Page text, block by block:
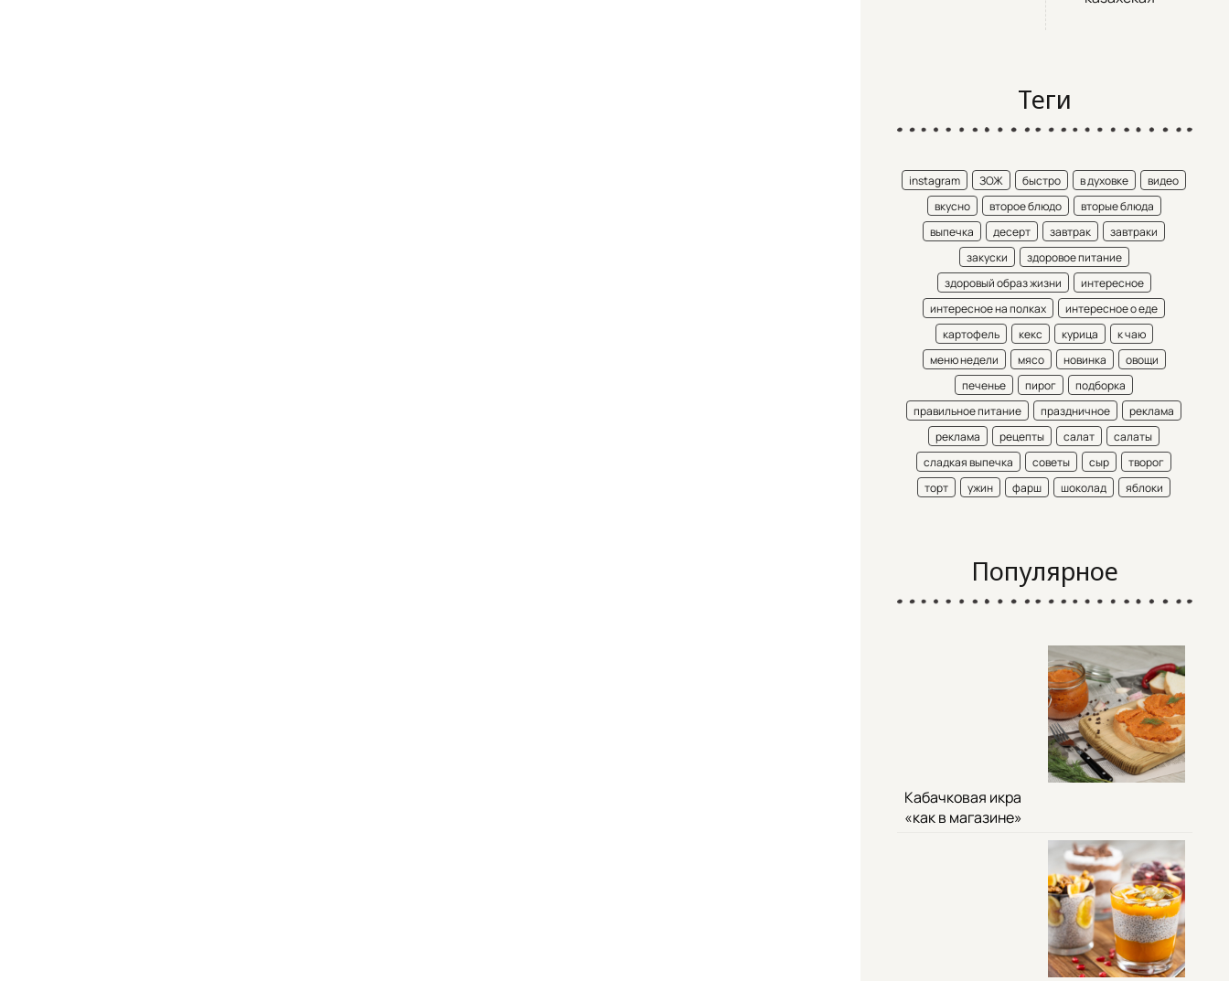
Теги
instagram ЗОЖ быстро в духовке
видео
вкусно
второе блюдо
вторые блюда
выпечка
десерт завтрак
завтраки
закуски
здоровое питание
здоровый образ жизни
интересное
интересное на полках
интересное о еде
картофель
кекс курица
к чаю
меню недели
мясо новинка
овощи
печенье
пирог
подборка
правильное питание
праздничное
реклама
реклама
рецепты салат
салаты
сладкая выпечка
советы сыр
творог
торт
ужин фарш шоколад яблоки
Популярное
Кабачковая икра
«как в магазине»